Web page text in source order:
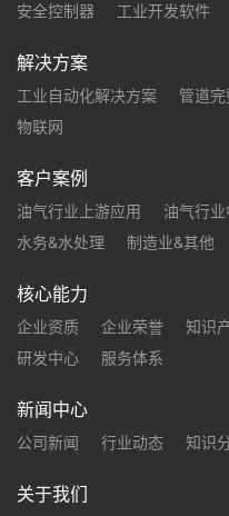
安全控制器
工业开发软件
解决方案
工业自动化解决方案 管道
物联网
客户案例
油气行业上游应用 油气行
水务&水处理
制造业&其他
核心能力
企业资质 企业荣誉 知识
研发中心
服务体系
新闻中心
公司新闻 行业动态 知识
关于我们